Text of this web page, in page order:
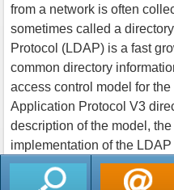
from a network is often
sometimes called a
Protocol (LDAP) is a fast
common directory
access control model for
Application Protocol V3
description of the model,
implementation of the